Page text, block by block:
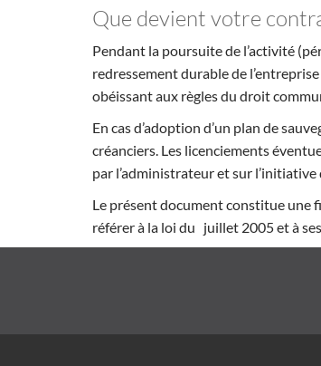
Que devient votre
Pendant la poursuite de l’activité
redressement durable de
obéissant aux règles du droit
En cas d’adoption d’un plan de
créanciers. Les licenciements
par l’administrateur et sur
Le présent document constitue une
référer à la loi du juillet 2005 et à